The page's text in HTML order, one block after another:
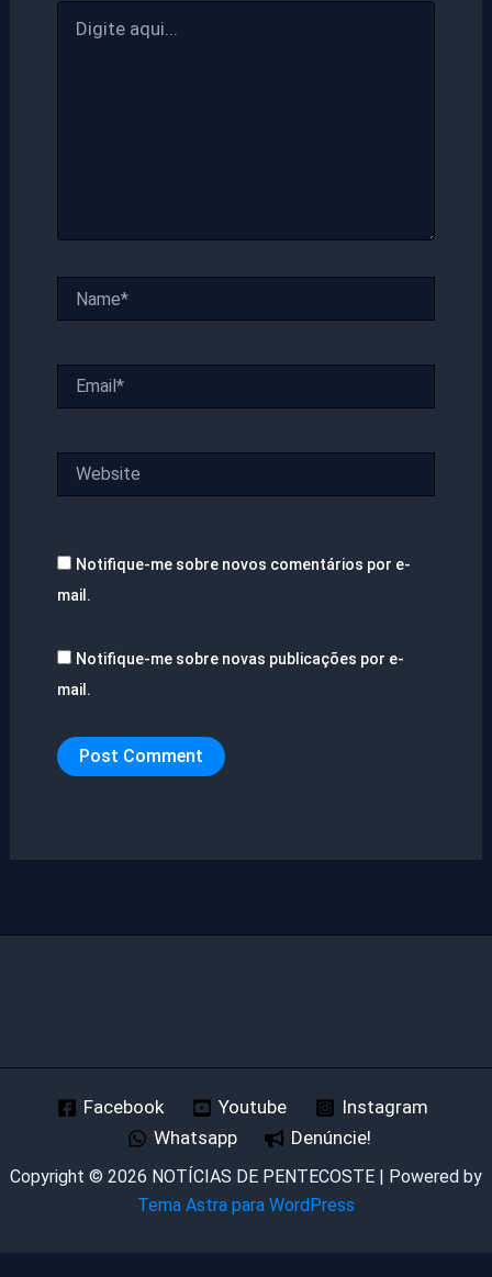
aqui...
Notifique-me sobre novos comentários por e-
mail.
Notifique-me sobre novas publicações por e-
mail.
Facebook Youtube
Instagram
Whatsapp
Denúncie!
Copyright © 2026 NOTÍCIAS DE PENTECOSTE | Powered by
Tema Astra para WordPress